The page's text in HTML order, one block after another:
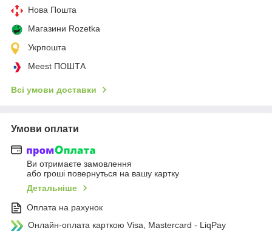
Нова Пошта
Магазини Rozetka
Укрпошта
Meest ПОШТА
Всі умови доставки
Умови оплати
Ви отримаєте замовлення
або гроші повернуться на вашу картку
Детальніше
Оплата на рахунок
Онлайн-оплата карткою Visa, Mastercard - LiqPay